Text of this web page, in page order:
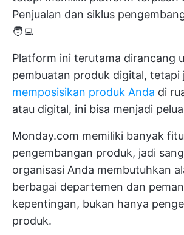
Penjualan dan siklus
🧑‍💻
Platform ini terutama dirancang
pembuatan produk digital, tetapi
memposisikan produk Anda di
atau digital, ini bisa menjadi
Monday.com memiliki banyak
pengembangan produk, jadi
organisasi Anda membutuhkan
berbagai departemen dan
kepentingan, bukan hanya
produk.